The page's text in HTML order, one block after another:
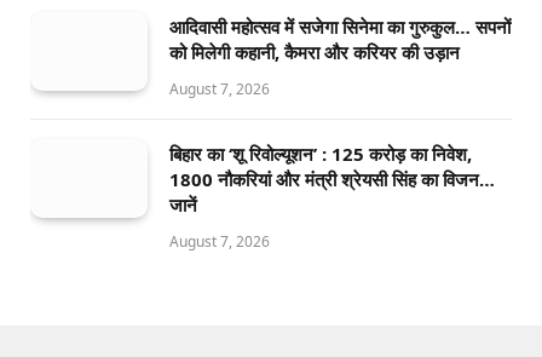
आदिवासी महोत्सव में सजेगा सिनेमा का गुरुकुल… सपनों
को मिलेगी कहानी, कैमरा और करियर की उड़ान
August 7, 2026
बिहार का ‘शू रिवोल्यूशन’ : 125 करोड़ का निवेश,
1800 नौकरियां और मंत्री श्रेयसी सिंह का विजन…
जानें
August 7, 2026